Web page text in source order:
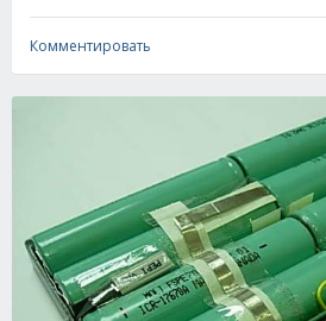
Комментировать